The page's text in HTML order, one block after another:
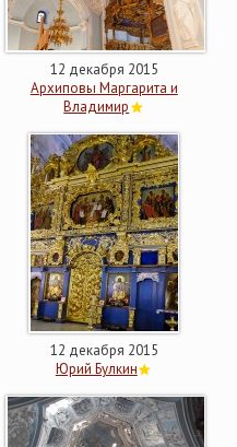
12 декабря 2015
Архиповы Маргарита и
Владимир
12 декабря 2015
Юрий Булкин